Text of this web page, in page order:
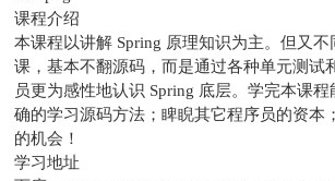
课程介绍
本课程以讲解 Spring 原理知识为主。但又不
课，基本不翻源码，而是通过各种单元测试
员更为感性地认识 Spring 底层。学完本课
确的学习源码方法；睥睨其它程序员的资本
的机会！
学习地址